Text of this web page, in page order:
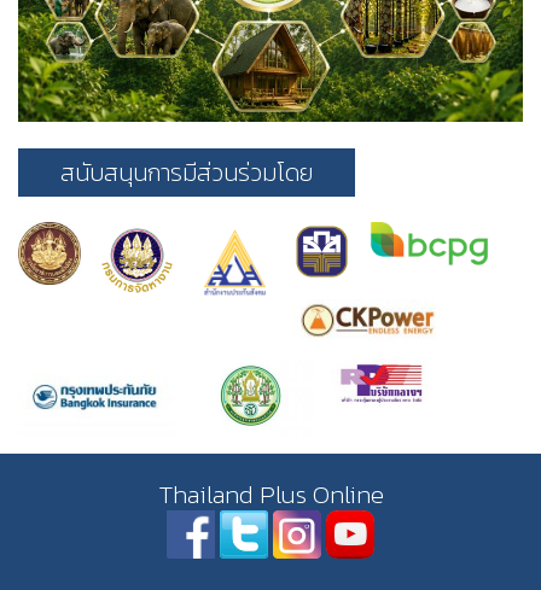
สนับสนุนการมีส่วนร่วมโดย
Thailand Plus Online